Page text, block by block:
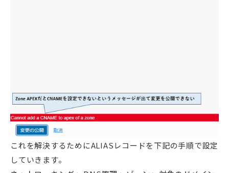
これを解決するためにALIASレコードを下記の手順で設定
していきます。